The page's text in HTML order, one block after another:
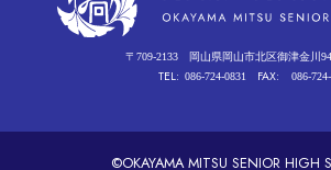
〒709-2133 岡山県岡山市北区御津金川
TEL: 086-724-0831 FAX: 086-
©OKAYAMA MITSU SENIOR HIGH